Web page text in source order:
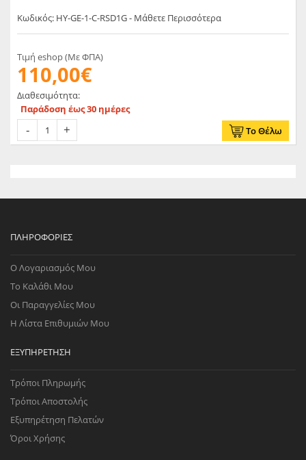
Κωδικός: HY-GE-1-C-RSD1G - Μάθετε Περισσότερα
Τιμή eshop (Με ΦΠΑ)
110,00€
Διαθεσιμότητα:
Παράδοση έως 30 ημέρες
Το Θέλω
ΠΛΗΡΟΦΟΡΊΕΣ
Ο Λογαριασμός Μου
Το Καλάθι Μου
Οι Παραγγελίες Μου
Η Λίστα Επιθυμιών Μου
ΕΞΥΠΗΡΈΤΗΣΗ
Τρόποι Πληρωμής
Τρόποι Αποστολής
Εξυπηρέτηση Πελατών
Όροι Χρήσης